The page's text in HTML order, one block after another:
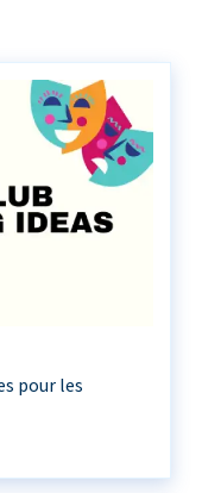
pour les